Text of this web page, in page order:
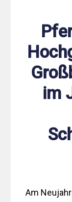
im
Am